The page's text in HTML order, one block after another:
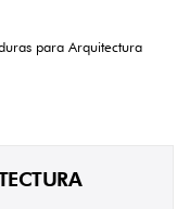
para Arquitectura